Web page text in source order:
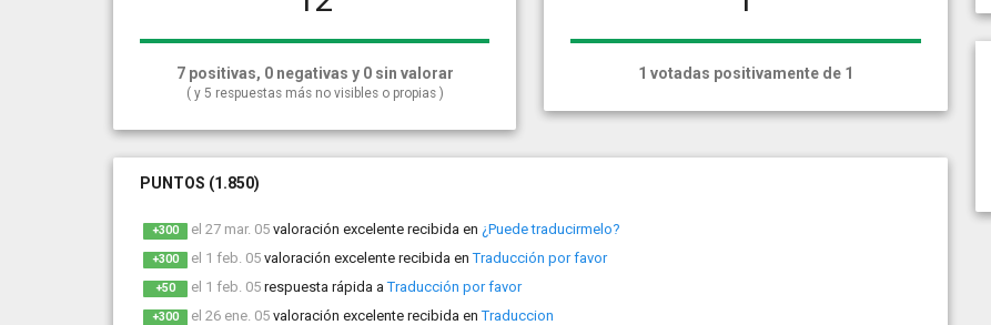
7 positivas, 0 negativas y 0 sin valorar
( y 5 respuestas más no visibles o propias )
1 votadas positivamente de 1
PUNTOS (1.850)
+300 el 27 mar. 05 valoración excelente recibida en ¿Puede traducirmelo?
+300 el 1 feb. 05 valoración excelente recibida enTraducción por favor
+50 el 1 feb. 05 respuesta rápida aTraducción por favor
+300 el 26 ene. 05 valoración excelente recibida enTraduccion